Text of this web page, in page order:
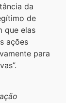
da
de
que elas
ações
para